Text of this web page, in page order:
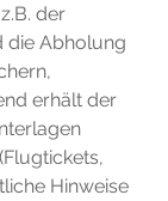
der
die Abholung
erhält der
Hinweise